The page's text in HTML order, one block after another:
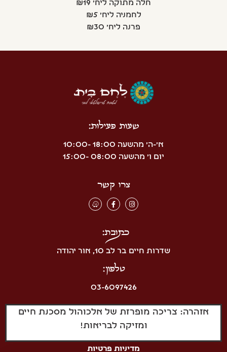
חלה מתוקה ליח' ₪19
לחמניה ליח' ₪5
פרנה ליח' ₪30
שעות פעילות:
א'-ה' מהשעה 18:00 -10:00
יום ו' מהשעה 08:00 -15:00
צרו קשר
כתובת:
שדרות חיים בר לב 10, אור יהודה
טלפון:
03-6097426
אזהרה: צריכה מופרזת של אלכוהול מסכנת חיים
ומזיקה לבריאות!
מדיניות פרטיות